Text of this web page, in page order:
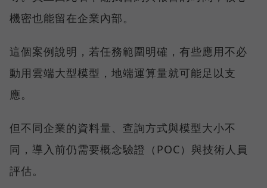
機密也能留在企業內部。
這個案例說明，若任務範圍明確，有些應用不必
動用雲端大型模型，地端運算量就可能足以支
應。
但不同企業的資料量、查詢方式與模型大小不
同，導入前仍需要概念驗證（POC）與技術人員
評估。